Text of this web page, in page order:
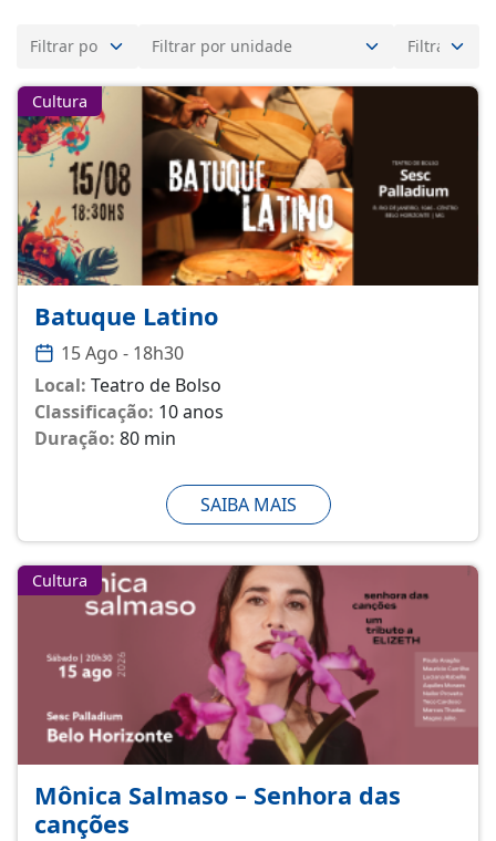
Cultura
Batuque Latino
15 Ago - 18h30
Local: Teatro de Bolso
Classificação: 10 anos
Duração: 80 min
SAIBA MAIS
Cultura
Mônica Salmaso – Senhora das
canções